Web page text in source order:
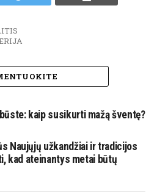
kaip susikurti mažą šventę?
Naujųjų užkandžiai ir tradicijos
kad ateinantys metai būtų